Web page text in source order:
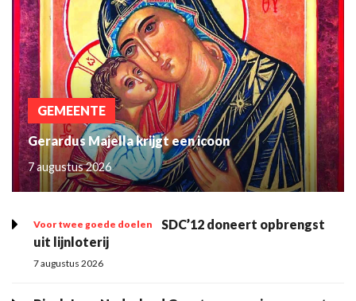
GEMEENTE
Gerardus Majella krijgt een icoon
7 augustus 2026
Voor twee goede doelen
SDC’12 doneert opbrengst
uit lijnloterij
7 augustus 2026